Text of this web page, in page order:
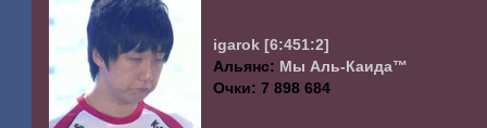
igarok [6:451:2]
Альянс: Мы Аль-Каида™
Очки: 7 898 684